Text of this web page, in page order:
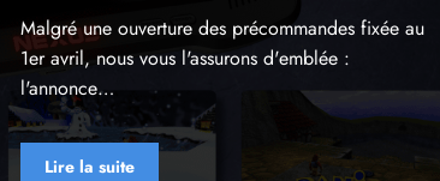
Malgré une ouverture des précommandes fixée au
1er avril, nous vous l'assurons d'emblée :
l'annonce…
Lire la suite